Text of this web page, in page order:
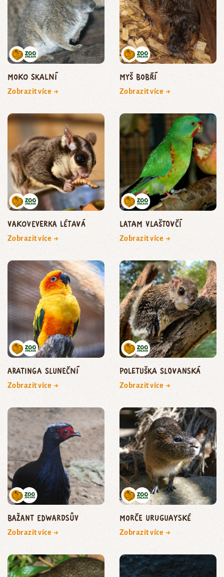
moko skalní
Zobrazit více →
myš bobří
Zobrazit více →
vakoveverka létavá
Zobrazit více →
Latam vlaštovčí
Zobrazit více →
aratinga sluneční
Zobrazit více →
Poletuška slovanská
Zobrazit více →
bažant edwardsův
Zobrazit více →
morče uruguayské
Zobrazit více →